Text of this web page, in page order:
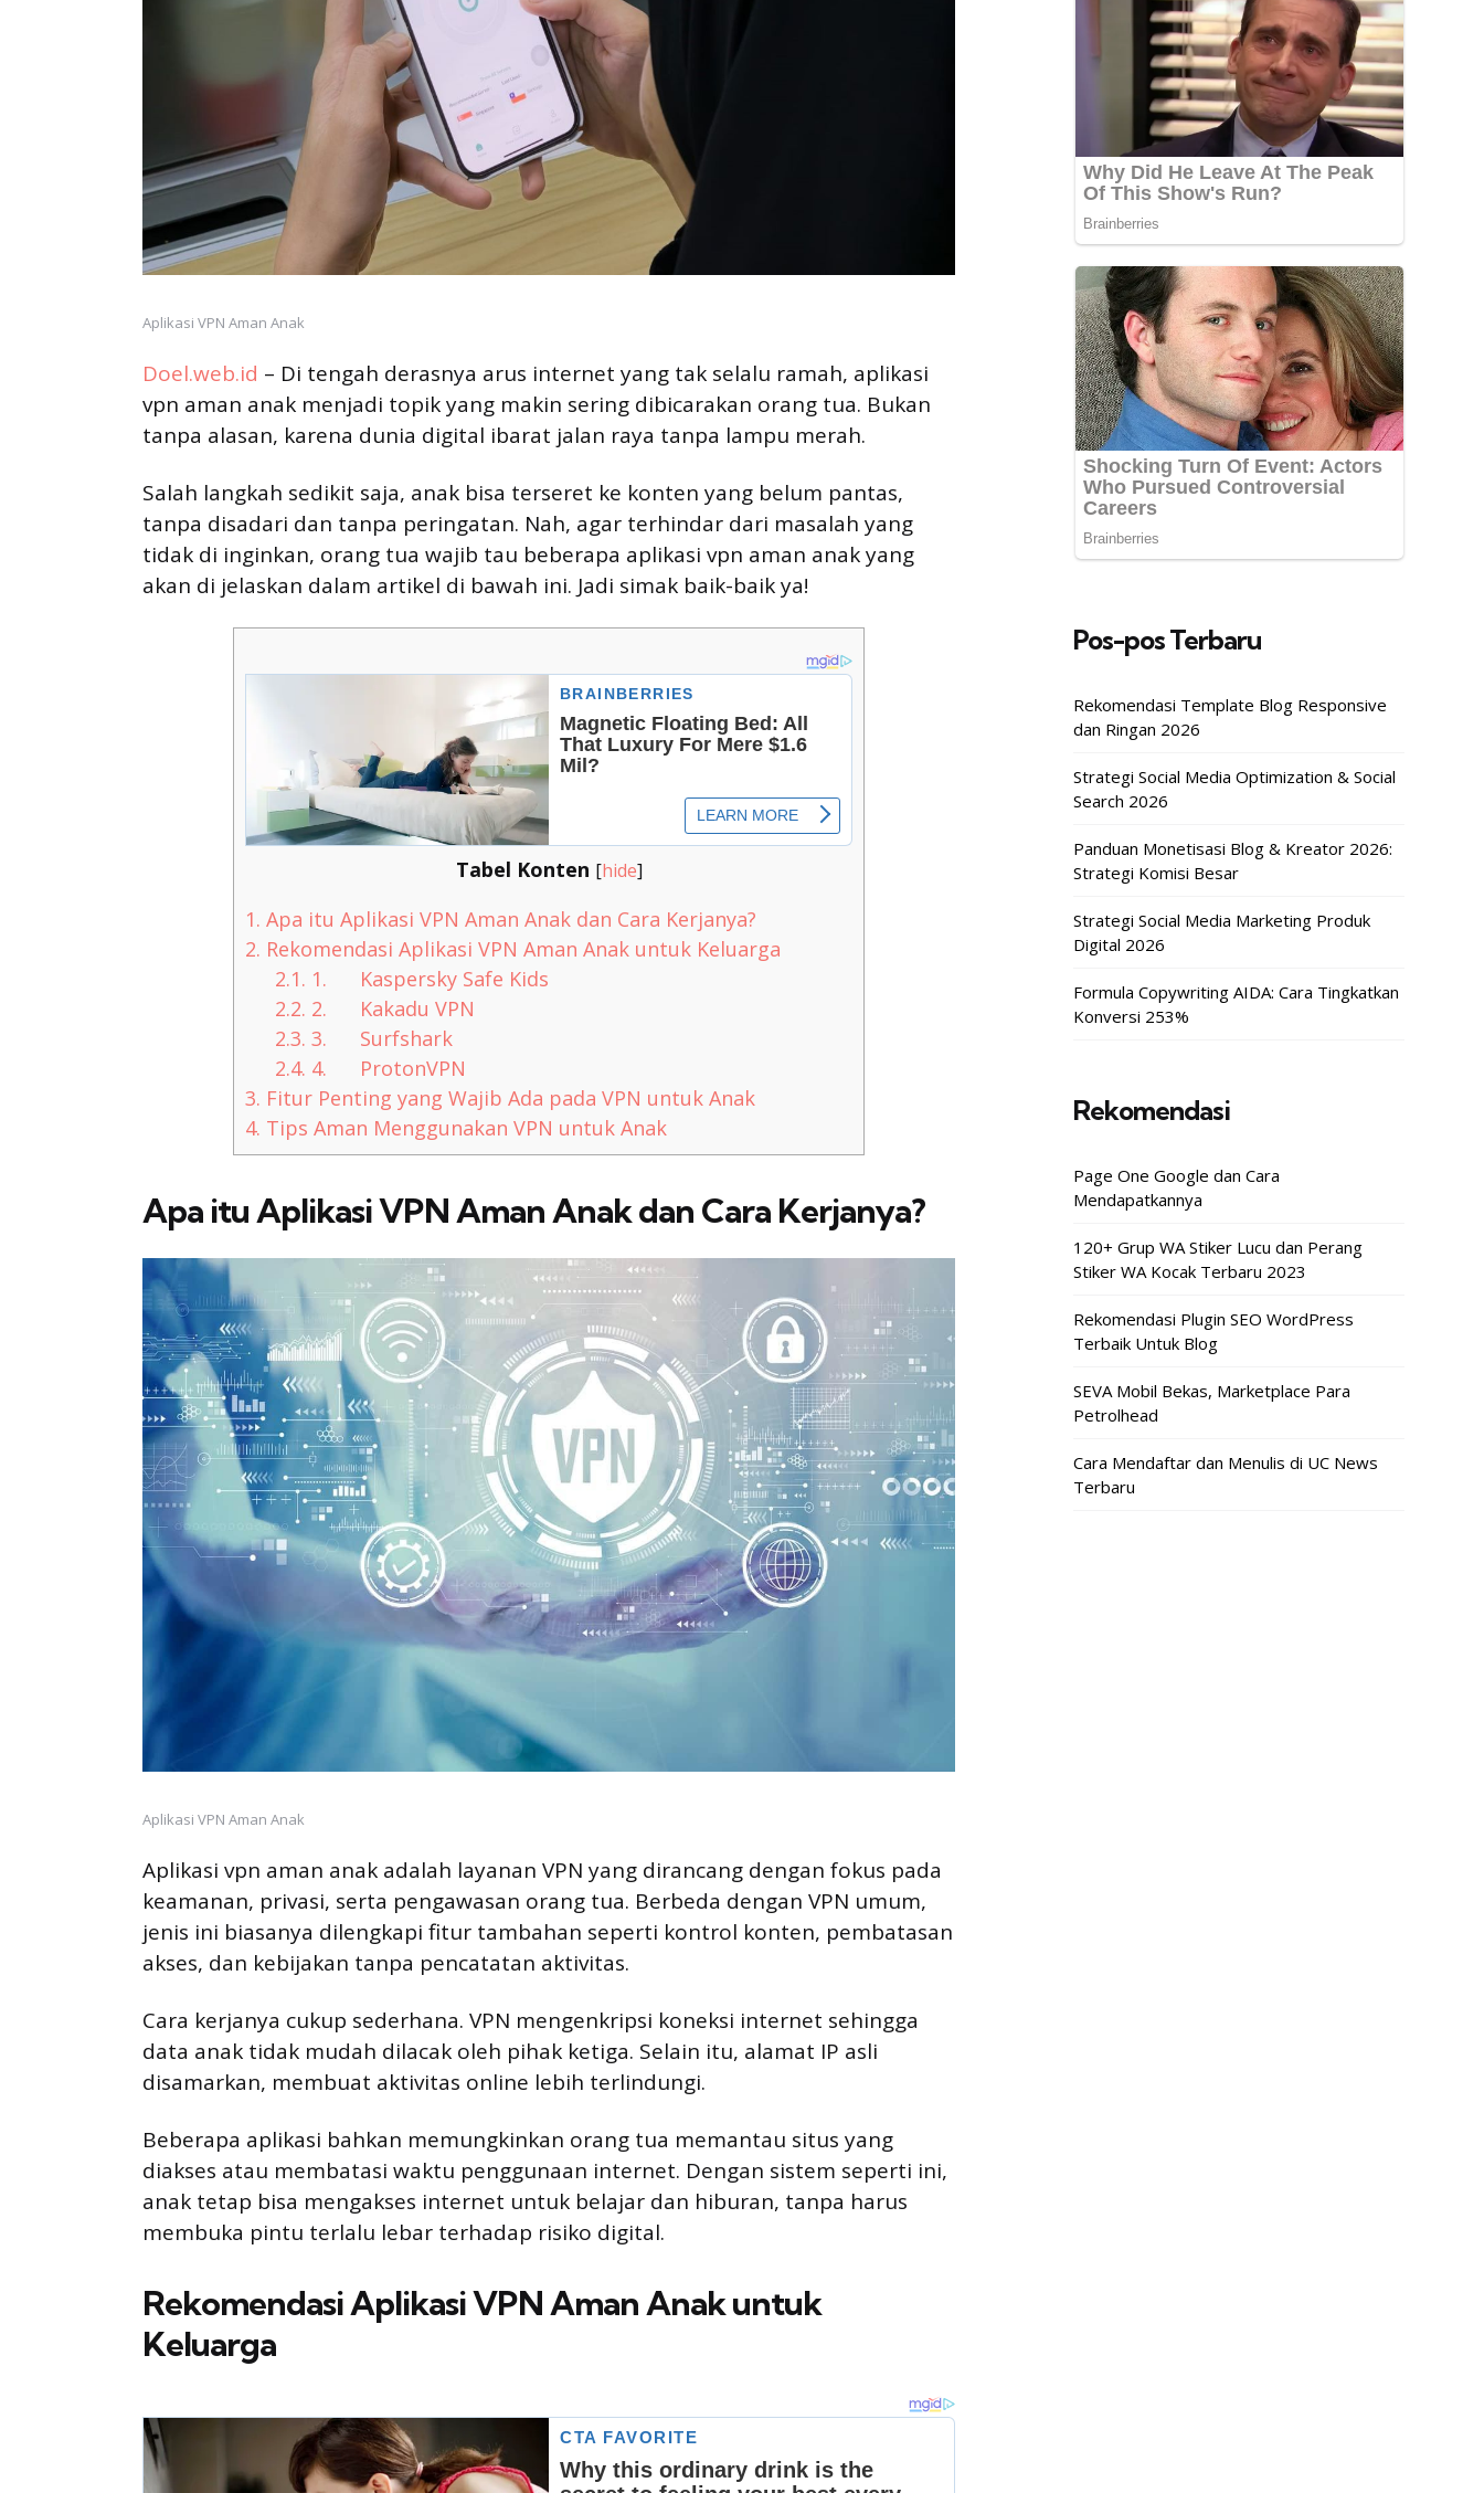
Aplikasi VPN Aman Anak
Doel.web.id – Di tengah derasnya arus internet yang tak selalu ramah, aplikasi
vpn aman anak menjadi topik yang makin sering dibicarakan orang tua. Bukan
tanpa alasan, karena dunia digital ibarat jalan raya tanpa lampu merah.
Salah langkah sedikit saja, anak bisa terseret ke konten yang belum pantas,
tanpa disadari dan tanpa peringatan. Nah, agar terhindar dari masalah yang
tidak di inginkan, orang tua wajib tau beberapa aplikasi vpn aman anak yang
akan di jelaskan dalam artikel di bawah ini. Jadi simak baik-baik ya!
Tabel Konten [hide]
1. Apa itu Aplikasi VPN Aman Anak dan Cara Kerjanya?
2. Rekomendasi Aplikasi VPN Aman Anak untuk Keluarga
2.1. 1. Kaspersky Safe Kids
2.2. 2. Kakadu VPN
2.3. 3. Surfshark
2.4. 4. ProtonVPN
3. Fitur Penting yang Wajib Ada pada VPN untuk Anak
4. Tips Aman Menggunakan VPN untuk Anak
Apa itu Aplikasi VPN Aman Anak dan Cara Kerjanya?
Aplikasi VPN Aman Anak
Aplikasi vpn aman anak adalah layanan VPN yang dirancang dengan fokus pada
keamanan, privasi, serta pengawasan orang tua. Berbeda dengan VPN umum,
jenis ini biasanya dilengkapi fitur tambahan seperti kontrol konten, pembatasan
akses, dan kebijakan tanpa pencatatan aktivitas.
Cara kerjanya cukup sederhana. VPN mengenkripsi koneksi internet sehingga
data anak tidak mudah dilacak oleh pihak ketiga. Selain itu, alamat IP asli
disamarkan, membuat aktivitas online lebih terlindungi.
Beberapa aplikasi bahkan memungkinkan orang tua memantau situs yang
diakses atau membatasi waktu penggunaan internet. Dengan sistem seperti ini,
anak tetap bisa mengakses internet untuk belajar dan hiburan, tanpa harus
membuka pintu terlalu lebar terhadap risiko digital.
Rekomendasi Aplikasi VPN Aman Anak untuk
Keluarga
Pos-pos Terbaru
Rekomendasi Template Blog Responsive
dan Ringan 2026
Strategi Social Media Optimization & Social
Search 2026
Panduan Monetisasi Blog & Kreator 2026:
Strategi Komisi Besar
Strategi Social Media Marketing Produk
Digital 2026
Formula Copywriting AIDA: Cara Tingkatkan
Konversi 253%
Rekomendasi
Page One Google dan Cara
Mendapatkannya
120+ Grup WA Stiker Lucu dan Perang
Stiker WA Kocak Terbaru 2023
Rekomendasi Plugin SEO WordPress
Terbaik Untuk Blog
SEVA Mobil Bekas, Marketplace Para
Petrolhead
Cara Mendaftar dan Menulis di UC News
Terbaru